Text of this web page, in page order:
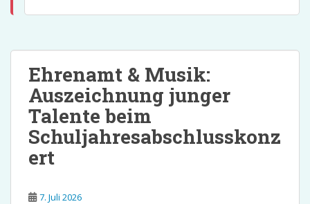
Ehrenamt & Musik:
Auszeichnung junger
Talente beim
Schuljahresabschlusskonz
ert
7. Juli 2026